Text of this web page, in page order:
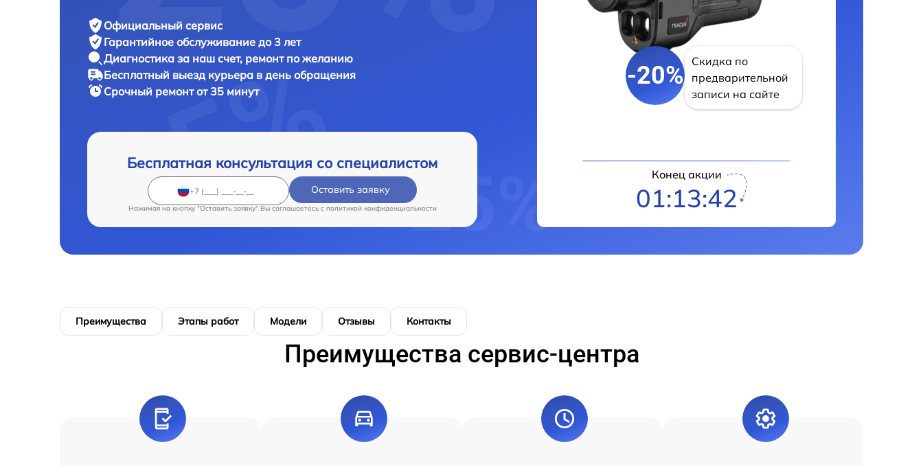
Официальный сервис
Гарантийное обслуживание до 3 лет
Диагностика за наш счет, ремонт по желанию
Бесплатный выезд курьера в день обращения
Срочный ремонтот 35 минут
Бесплатная консультация со специалистом
Оставить заявку
Нажимая на кнопку "Оставить заявку" Вы соглашаетесь c политикой конфиденциальности
-20%
Скидка по
предварительной
записи на сайте
Конец акции
01:13:41
Преимущества Этапы работ Модели Отзывы Контакты
Преимущества сервис-центра